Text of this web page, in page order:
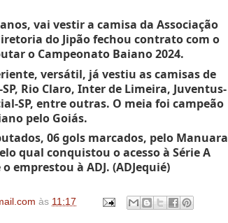
vai vestir a camisa da Associação
do Jipão fechou contrato com o
o Campeonato Baiano 2024.
versátil, já vestiu as camisas de
SP, Rio Claro, Inter de Limeira, Juventus-
SP, entre outras. O meia foi campeão
pelo Goiás.
06 gols marcados, pelo Manuara
qual conquistou o acesso à Série A
emprestou à ADJ. (ADJequié)
às 11:17